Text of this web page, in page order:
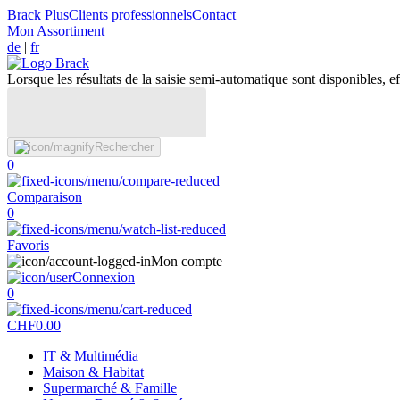
Brack PlusClients professionnelsContact
Mon Assortiment
de | fr
Lorsque les résultats de la saisie semi-automatique sont disponibles,
Rechercher
0
Comparaison
0
Favoris
Mon compte
Connexion
0
CHF0.00
IT & Multimédia
Maison & Habitat
Supermarché & Famille